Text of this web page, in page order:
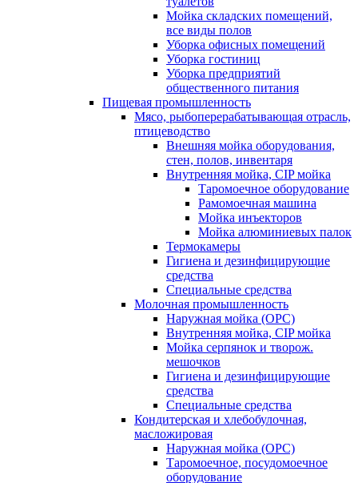
Мойка складских помещений,
все виды полов
Уборка офисных помещений
Уборка гостиниц
Уборка предприятий
общественного питания
Пищевая промышленность
Мясо, рыбоперерабатывающая отрасль,
птицеводство
Внешняя мойка оборудования,
стен, полов, инвентаря
Внутренняя мойка, CIP мойка
Таромоечное оборудование
Рамомоечная машина
Мойка инъекторов
Мойка алюминиевых палок
Термокамеры
Гигиена и дезинфицирующие
средства
Специальные средства
Молочная промышленность
Наружная мойка (ОРС)
Внутренняя мойка, CIP мойка
Мойка серпянок и творож.
мешочков
Гигиена и дезинфицирующие
средства
Специальные средства
Кондитерская и хлебобулочная,
масложировая
Наружная мойка (ОРС)
Таромоечное, посудомоечное
оборудование